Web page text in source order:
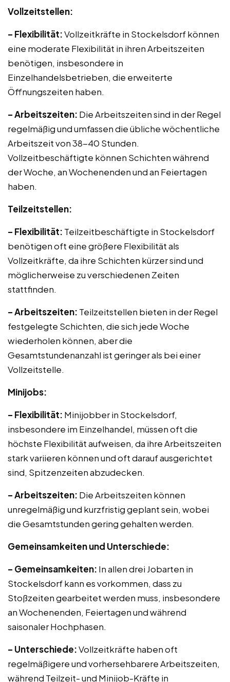
Vollzeitstellen:
– Flexibilität:Vollzeitkräfte in Stockelsdorf können
eine moderate Flexibilität in ihren Arbeitszeiten
benötigen, insbesondere in
Einzelhandelsbetrieben, die erweiterte
Öffnungszeiten haben.
– Arbeitszeiten: Die Arbeitszeiten sind in der Regel
regelmäßig und umfassen die übliche wöchentliche
Arbeitszeit von 38-40 Stunden.
Vollzeitbeschäftigte können Schichten während
der Woche, an Wochenenden und an Feiertagen
haben.
Teilzeitstellen:
– Flexibilität: Teilzeitbeschäftigte in Stockelsdorf
benötigen oft eine größere Flexibilität als
Vollzeitkräfte, da ihre Schichten kürzer sind und
möglicherweise zu verschiedenen Zeiten
stattfinden.
– Arbeitszeiten: Teilzeitstellen bieten in der Regel
festgelegte Schichten, die sich jede Woche
wiederholen können, aber die
Gesamtstundenanzahl ist geringer als bei einer
Vollzeitstelle.
Minijobs:
– Flexibilität: Minijobber in Stockelsdorf,
insbesondere im Einzelhandel, müssen oft die
höchste Flexibilität aufweisen, da ihre Arbeitszeiten
stark variieren können und oft darauf ausgerichtet
sind, Spitzenzeiten abzudecken.
– Arbeitszeiten: Die Arbeitszeiten können
unregelmäßig und kurzfristig geplant sein, wobei
die Gesamtstunden gering gehalten werden.
Gemeinsamkeiten und Unterschiede:
– Gemeinsamkeiten: In allen drei Jobarten in
Stockelsdorf kann es vorkommen, dass zu
Stoßzeiten gearbeitet werden muss, insbesondere
an Wochenenden, Feiertagen und während
saisonaler Hochphasen.
– Unterschiede:Vollzeitkräfte haben oft
regelmäßigere und vorhersehbarere Arbeitszeiten,
während Teilzeit- und Minijob-Kräfte in